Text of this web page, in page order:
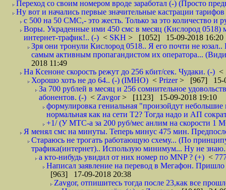
Переход со своим номером вроде заработал (-) (Просто
Ну вот и начались первые значительные кастрации
с 500 на 50 СМС,- это жесть. Только за это количество и
Воры. Украденные ими 450 смс в месяц (Кислород 0518)
интернет-трафик!.. (-) < SKH > [1052] 15-09-2018 16:20
Зря они тронули Кислород 0518.. Я его почти не
самым активным пропагандистом их оператора...
2018 11:49
На Ксеноне скорость режут до 256 кбит/сек. Чудаки. (-) <
Хорошо хоть не до 64.. (-) (IMHO) < Prizer> [967] 15-
За 700 рублей в месяц и 256 сомнительное
абонентов. (-) < Zavgor> [1123] 15-09-2018 19:10
формулировка гениальная "произойдут небольшие
нормальная как на сети Т2? Тогда надо и АП
+1/ (У МТС-а за 200 руб/мес анлим на скорости 1
Я менял смс на минуты. Теперь минус 475 мин.
Стараюсь не трогать работающую схему... (По
трафика(интернет).. Использую минимум... Ну не
а кто-нибудь увидил от них номер по MNP ? (+) <
Написал заявление на перевод в Мегафон.
[963] 17-09-2018 20:38
Zavgor, отпишитесь тогда после 23,как все